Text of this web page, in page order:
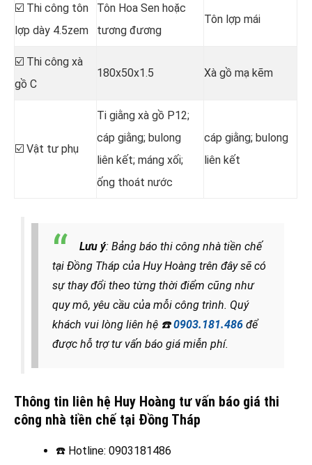
☑️ Thi công tôn
lợp dày 4.5zem
Tôn Hoa Sen hoặc
tương đương
Tôn lợp mái
☑️ Thi công xà
gồ C
180x50x1.5 Xà gồ mạ kẽm
☑️ Vật tư phụ
Ti giằng xà gồ P12;
cáp giằng; bulong
liên kết; máng xối;
ống thoát nước
cáp giằng; bulong
liên kết
Lưu ý: Bảng báo thi công nhà tiền chế
tại Đồng Tháp của Huy Hoàng trên đây sẽ có
sự thay đổi theo từng thời điểm cũng như
quy mô, yêu cầu của mỗi công trình. Quý
khách vui lòng liên hệ ☎️0903.181.486 để
được hỗ trợ tư vấn báo giá miễn phí.
Thông tin liên hệ Huy Hoàng tư vấn báo giá thi
công nhà tiền chế tại Đồng Tháp
☎️ Hotline: 0903181486